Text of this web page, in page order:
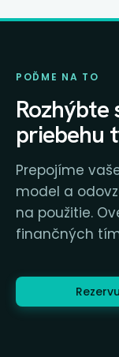
POĎME NA TO
priebehu
Prepojíme
model a
na použitie.
finančných